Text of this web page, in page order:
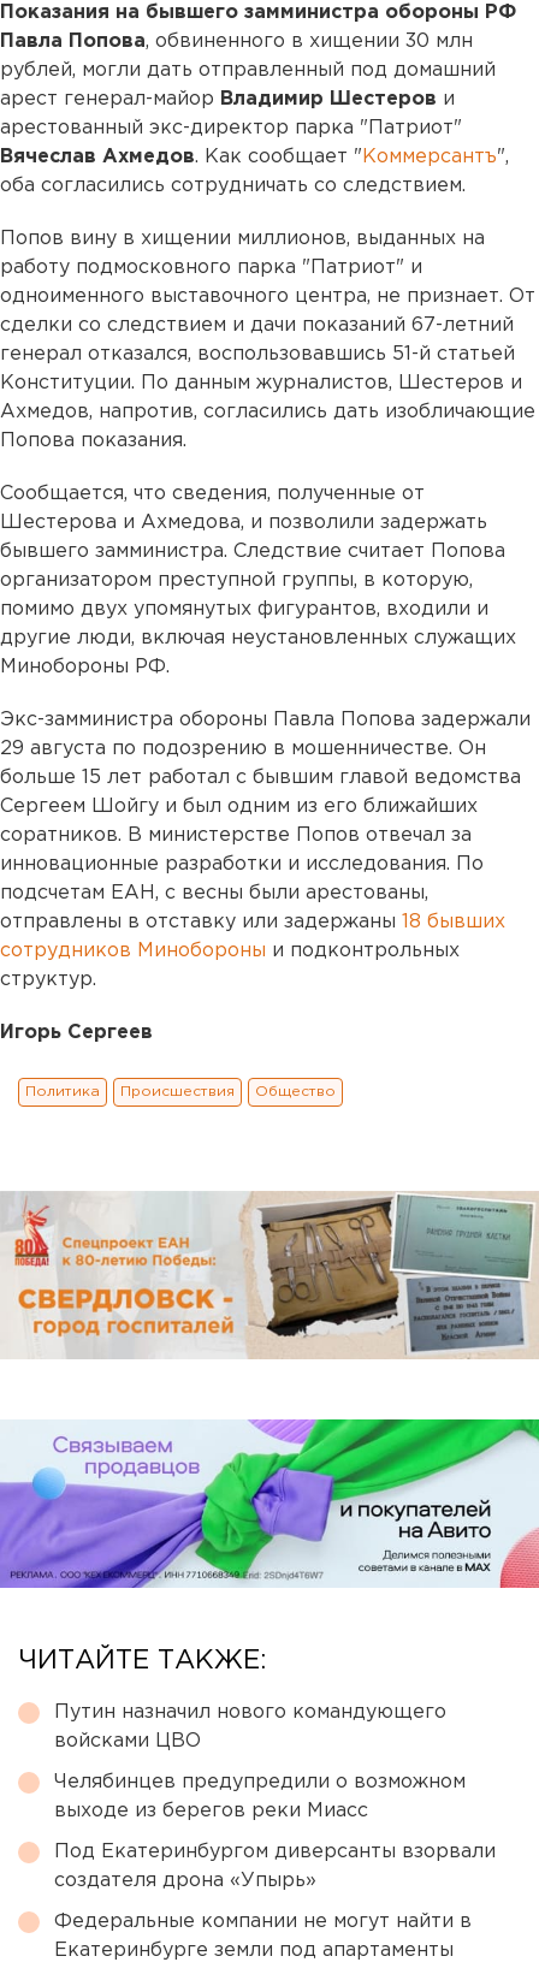
Показания на бывшего замминистра обороны РФ
Павла Попова, обвиненного в хищении 30 млн
рублей, могли дать отправленный под домашний
арест генерал-майор Владимир Шестеров и
арестованный экс-директор парка "Патриот"
Вячеслав Ахмедов. Как сообщает " Коммерсантъ",
оба согласились сотрудничать со следствием.
Попов вину в хищении миллионов, выданных на
работу подмосковного парка "Патриот" и
одноименного выставочного центра, не признает. От
сделки со следствием и дачи показаний 67-летний
генерал отказался, воспользовавшись 51-й статьей
Конституции. По данным журналистов, Шестеров и
Ахмедов, напротив, согласились дать изобличающие
Попова показания.
Сообщается, что сведения, полученные от
Шестерова и Ахмедова, и позволили задержать
бывшего замминистра. Следствие считает Попова
организатором преступной группы, в которую,
помимо двух упомянутых фигурантов, входили и
другие люди, включая неустановленных служащих
Минобороны РФ.
Экс-замминистра обороны Павла Попова задержали
29 августа по подозрению в мошенничестве. Он
больше 15 лет работал с бывшим главой ведомства
Сергеем Шойгу и был одним из его ближайших
соратников. В министерстве Попов отвечал за
инновационные разработки и исследования. По
подсчетам ЕАН, с весны были арестованы,
отправлены в отставку или задержаны
18 бывших
сотрудников Минобороны и подконтрольных
структур.
Игорь Сергеев
Политика Происшествия Общество
ЧИТАЙТЕ ТАКЖЕ:
Путин назначил нового командующего
войсками ЦВО
Челябинцев предупредили о возможном
выходе из берегов реки Миасс
Под Екатеринбургом диверсанты взорвали
создателя дрона «Упырь»
Федеральные компании не могут найти в
Екатеринбурге земли под апартаменты